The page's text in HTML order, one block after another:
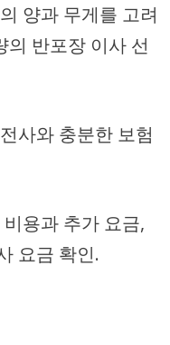
양과 무게를 고려
반포장 이사 선
사와 충분한 보험
비용과 추가 요금,
요금 확인.